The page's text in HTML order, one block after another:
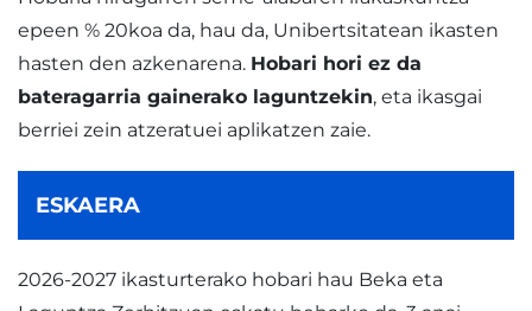
epeen % 20koa da, hau da, Unibertsitatean ikasten
hasten den azkenarena. Hobari hori ez da
bateragarria gainerako laguntzekin, eta ikasgai
berriei zein atzeratuei aplikatzen zaie.
ESKAERA
2026-2027 ikasturterako hobari hau Beka eta